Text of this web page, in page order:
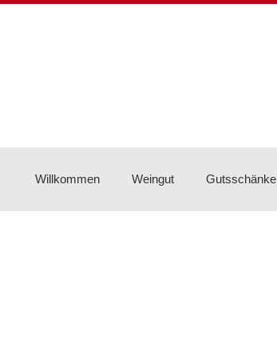
Willkommen Weingut Gutsschänke